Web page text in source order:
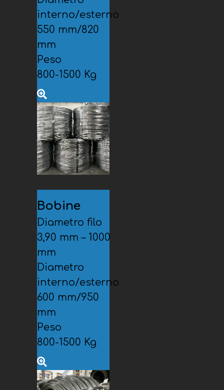
interno/esterno
550 mm/820
mm
Peso
800-1500 Kg
Bobine
Diametro filo
3,90 mm – 1000
mm
Diametro
interno/esterno
600 mm/950
mm
Peso
800-1500 Kg